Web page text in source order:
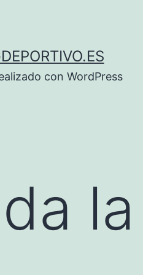
con WordPress
la